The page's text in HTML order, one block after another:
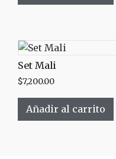
Set Mali
$7,200.00
Añadir al carrito